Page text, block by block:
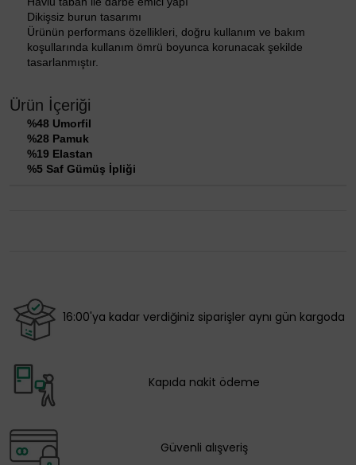
Dikişsiz burun tasarımı
Ürünün performans özellikleri, doğru kullanım ve bakım
koşullarında kullanım ömrü boyunca korunacak şekilde
tasarlanmıştır.
Ürün İçeriği
%48 Umorfil
%28 Pamuk
%19 Elastan
%5 Saf Gümüş İpliği
16:00'ya kadar verdiğiniz siparişler aynı gün kargoda
Kapıda nakit ödeme
Güvenli alışveriş